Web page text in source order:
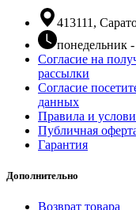
413111,
понедельник
Согласие на
рассылки
Согласие
данных
Правила и
Публичная
Гарантия
Дополнительно
Возврат товара